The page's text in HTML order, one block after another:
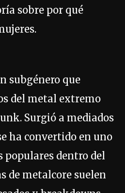
sobre por qué
subgénero que
del metal extremo
Surgió a mediados
ha convertido en uno
populares dentro del
de metalcore suelen